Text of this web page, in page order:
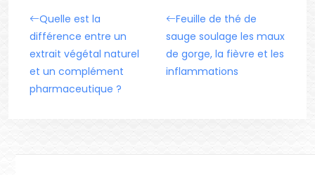
Quelle est la
différence entre un
extrait végétal naturel
et un complément
pharmaceutique ?
Feuille de thé de
sauge soulage les maux
de gorge, la fièvre et les
inflammations